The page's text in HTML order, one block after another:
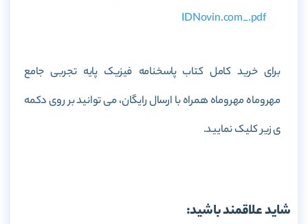
IDNovin.com_.pdf
برای خرید کامل کتاب پاسخنامه فیزیک پایه تجربی جامع
مهروماه مهروماههمراه با ارسال رایگان، می توانید بر روی دکمه
ی زیر کلیک نمایید.
شاید علاقمند باشید: